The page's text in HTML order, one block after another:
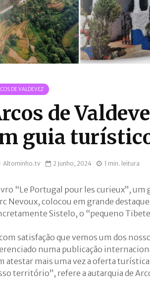
DE VALDEVEZ
de
guia
Altominho.tv 2 Junho, 2024 1 min. leitura
“Le Portugal pour les curieux”,
Nevoux, colocou em grande
Sistelo, o “pequeno
satisfação que vemos um dos
numa publicação
atestar mais uma vez a oferta
território”, refere a autarquia de